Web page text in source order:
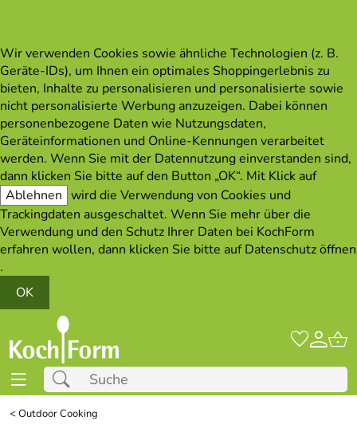
Wir verwenden Cookies sowie ähnliche Technologien (z. B.
Geräte-IDs), um Ihnen ein optimales Shoppingerlebnis zu
bieten, Inhalte zu personalisieren und personalisierte sowie
nicht personalisierte Werbung anzuzeigen. Dabei können
personenbezogene Daten wie Nutzungsdaten,
Geräteinformationen und Online-Kennungen verarbeitet
werden. Wenn Sie mit der Datennutzung einverstanden sind,
dann klicken Sie bitte auf den Button „OK“. Mit Klick auf
Ablehnen wird die Verwendung von Cookies und
Trackingdaten ausgeschaltet. Wenn Sie mehr über die
Verwendung und den Schutz Ihrer Daten bei KochForm
erfahren wollen, dann klicken Sie bitte aufDatenschutz öffnen
.
OK
<Outdoor Cooking